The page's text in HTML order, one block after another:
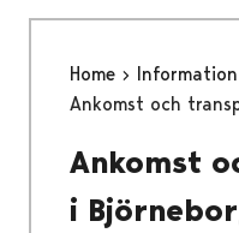
Home
Information
Ankomst och
Ankomst
i